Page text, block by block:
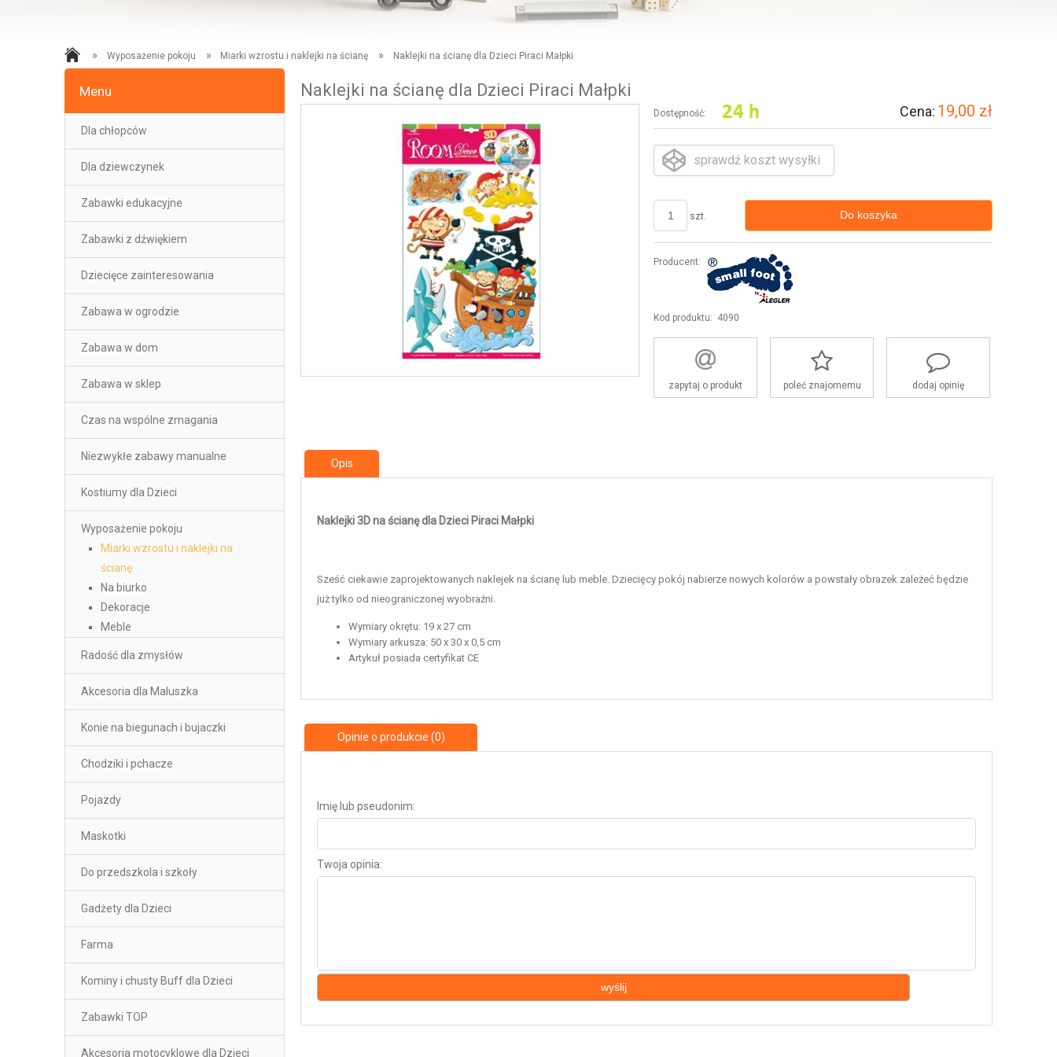
» Wyposażenie pokoju » Miarki wzrostu i naklejki na ścianę » Naklejki na ścianę dla Dzieci Piraci Małpki
Menu
Dla chłopców
Dla dziewczynek
Zabawki edukacyjne
Zabawki z dźwiękiem
Dziecięce zainteresowania
Zabawa w ogrodzie
Zabawa w dom
Zabawa w sklep
Czas na wspólne zmagania
Niezwykłe zabawy manualne
Kostiumy dla Dzieci
Wyposażenie pokoju
Miarki wzrostu i naklejki na
ścianę
Na biurko
Dekoracje
Meble
Radość dla zmysłów
Akcesoria dla Maluszka
Konie na biegunach i bujaczki
Chodziki i pchacze
Pojazdy
Maskotki
Do przedszkola i szkoły
Gadżety dla Dzieci
Farma
Kominy i chusty Buff dla Dzieci
Zabawki TOP
Akcesoria motocyklowe dla Dzieci
Naklejki na ścianę dla Dzieci Piraci Małpki
Dostępność: Cena: 19,00 zł
sprawdź koszt wysyłki
szt. Do koszyka
Producent:
Kod produktu: 4090
zapytaj o produkt poleć znajomemu dodaj opinię
Opis
Naklejki 3D na ścianę dla Dzieci Piraci Małpki
Sześć ciekawie zaprojektowanych naklejek na ścianę lub meble. Dziecięcy pokój nabierze nowych kolorów a powstały obrazek zależeć będzie
już tylko od nieograniczonej wyobraźni.
Wymiary okrętu: 19 x 27 cm
Wymiary arkusza: 50 x 30 x 0,5 cm
Artykuł posiada certyfikat CE
Opinie o produkcie (0)
Imię lub pseudonim:
Twoja opinia:
wyślij